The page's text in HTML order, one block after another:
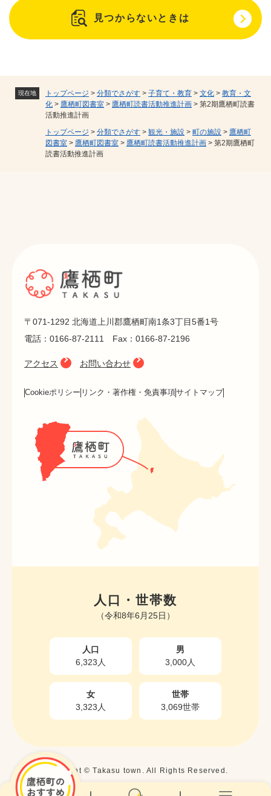
現在地 トップページ > 分類でさがす > 子育て・教育 > 文化 > 教育・文
化 > 鷹栖町図書室 > 鷹栖町読書活動推進計画 > 第2期鷹栖町読書
活動推進計画
トップページ > 分類でさがす > 観光・施設 > 町の施設 > 鷹栖町
図書室 > 鷹栖町図書室 > 鷹栖町読書活動推進計画 > 第2期鷹栖町
読書活動推進計画
見つからないときは
〒071-1292 北海道上川郡鷹栖町南1条3丁目5番1号
電話：0166-87-2111 Fax：0166-87-2196
アクセス お問い合わせ
Cookieポリシー リンク・著作権・免責事項サイトマップ
人口・世帯数
（令和8年6月25日）
人口
6,323人
男
3,000人
女
3,323人
世帯
3,069世帯
Copyright © Takasu town. All Rights Reserved.